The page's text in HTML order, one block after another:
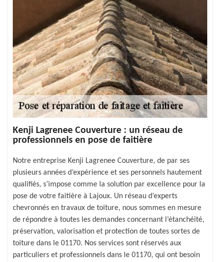
Kenji Lagrenee Couverture : un réseau de
professionnels en pose de faitière
Notre entreprise Kenji Lagrenee Couverture, de par ses
plusieurs années d’expérience et ses personnels hautement
qualifiés, s’impose comme la solution par excellence pour la
pose de votre faitière à Lajoux. Un réseau d’experts
chevronnés en travaux de toiture, nous sommes en mesure
de répondre à toutes les demandes concernant l’étanchéité,
préservation, valorisation et protection de toutes sortes de
toiture dans le 01170. Nos services sont réservés aux
particuliers et professionnels dans le 01170, qui ont besoin